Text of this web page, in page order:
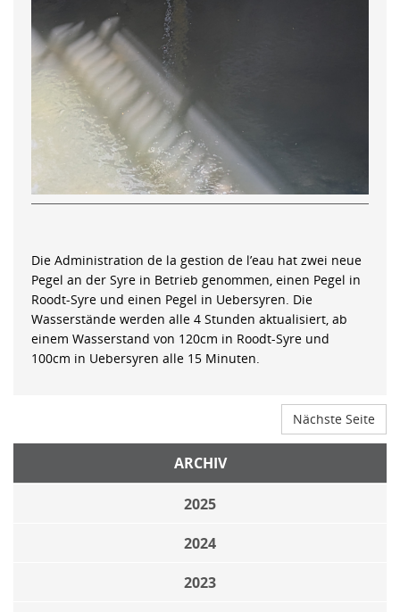
Die Administration de la gestion de l’eau hat zwei neue
Pegel an der Syre in Betrieb genommen, einen Pegel in
Roodt-Syre und einen Pegel in Uebersyren. Die
Wasserstände werden alle 4 Stunden aktualisiert, ab
einem Wasserstand von 120cm in Roodt-Syre und
100cm in Uebersyren alle 15 Minuten.
Nächste Seite
ARCHIV
2025
2024
2023